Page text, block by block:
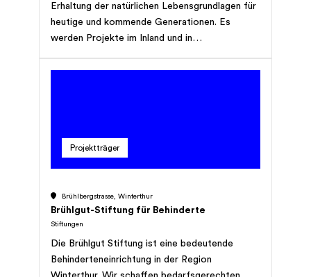
Erhaltung der natürlichen Lebensgrundlagen für
heutige und kommende Generationen. Es
werden Projekte im Inland und in
unterstützt, welche die nachhaltige Nutzung
fördern und unterstützen. Die Stiftung kann im
Organisationen beteiligen durch Leistung
finanzieller Beiträge oder Erbringung sonstiger
Hilfeleistungen. Die Stiftung kann mit anderen
Organisationen mit ähnlicher Zielsetzung im In-
und Ausland zusammenarbeiten.
Projektträger
Brühlbergstrasse, Winterthur
Brühlgut-Stiftung für Behinderte
Stiftungen
Die Brühlgut Stiftung ist eine bedeutende
Behinderteneinrichtung in der Region